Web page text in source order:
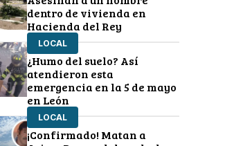
dentro de vivienda en
Hacienda del Rey
LOCAL
¿Humo del suelo? Así
atendieron esta
emergencia en la 5 de mayo
en León
LOCAL
¡Confirmado! Matan a